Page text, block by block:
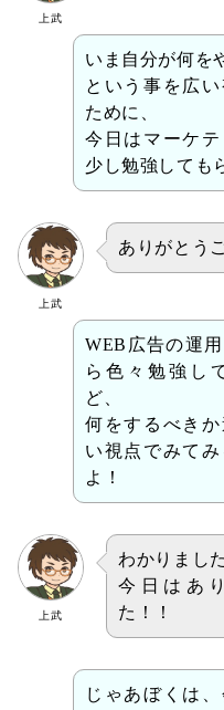
上武
いま自分が何を
という事を広
ために、
今日はマーケテ
少し勉強しても
上武
ありがとう
WEB広告の運
ら色々勉強し
ど、
何をするべき
い視点でみて
よ！
上武
わかりまし
今日はあ
た！！
じゃあぼくは